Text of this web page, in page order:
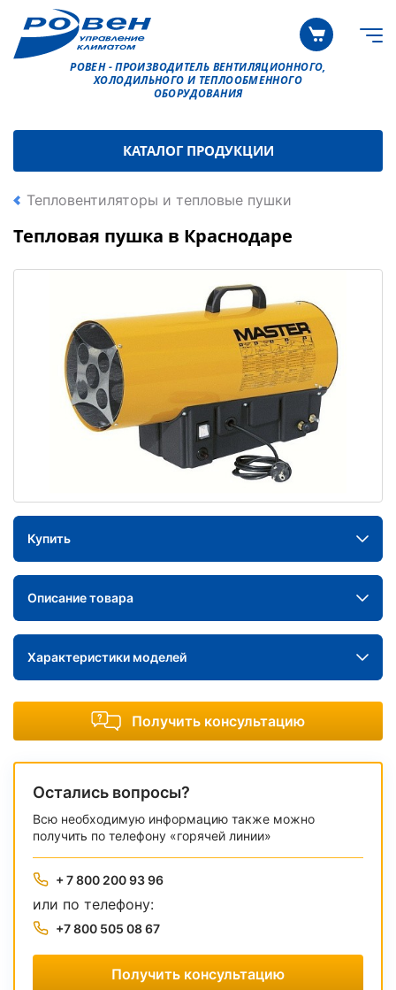
РОВЕН - ПРОИЗВОДИТЕЛЬ ВЕНТИЛЯЦИОННОГО,
ХОЛОДИЛЬНОГО И ТЕПЛООБМЕННОГО
ОБОРУДОВАНИЯ
КАТАЛОГ ПРОДУКЦИИ
Тепловентиляторы и тепловые пушки
Тепловая пушка в Краснодаре
Купить
Описание товара
Характеристики моделей
Получить консультацию
Остались вопросы?
Всю необходимую информацию также можно
получить по телефону «горячей линии»
+ 7 800 200 93 96
или по телефону:
+7 800 505 08 67
Получить консультацию